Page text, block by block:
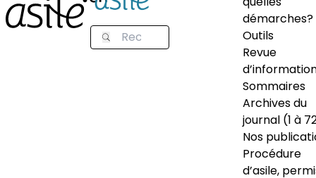
démarches?
Outils
Revue
Sommaires
Archives du
journal (1 à
Nos
Procédure
d’asile,